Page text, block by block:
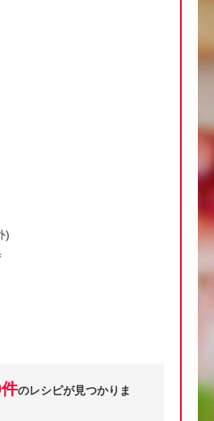
)
のレシピが見つかりま